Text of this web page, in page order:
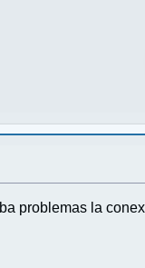
problemas la